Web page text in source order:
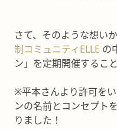
さて、そのような想い
制コミュニティELLE の
ン」を定期開催するこ
※平本さんより許可を
ンの名前とコンセプト
りました！